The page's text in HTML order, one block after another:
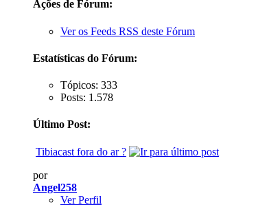
Ações de Fórum:
Ver os Feeds RSS deste Fórum
Estatísticas do Fórum:
Tópicos: 333
Posts: 1.578
Último Post:
Tibiacast fora do ar ?
por
Angel258
Ver Perfil